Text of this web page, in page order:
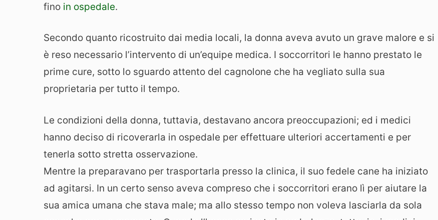
fino in ospedale.
Secondo quanto ricostruito dai media locali, la donna aveva avuto un grave malore e si
è reso necessario l’intervento di un’equipe medica. I soccorritori le hanno prestato le
prime cure, sotto lo sguardo attento del cagnolone che ha vegliato sulla sua
proprietaria per tutto il tempo.
Le condizioni della donna, tuttavia, destavano ancora preoccupazioni; ed i medici
hanno deciso di ricoverarla in ospedale per effettuare ulteriori accertamenti e per
tenerla sotto stretta osservazione.
Mentre la preparavano per trasportarla presso la clinica, il suo fedele cane ha iniziato
ad agitarsi. In un certo senso aveva compreso che i soccorritori erano lì per aiutare la
sua amica umana che stava male; ma allo stesso tempo non voleva lasciarla da sola